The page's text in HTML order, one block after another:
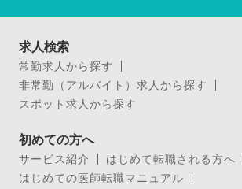
求人検索
常勤求人から探す
非常勤（アルバイト）求人から探す
スポット求人から探す
初めての方へ
サービス紹介
はじめて転職される方へ
はじめての医師転職マニュアル